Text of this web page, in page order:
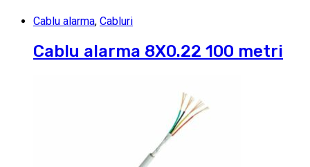
Cablu alarma, Cabluri
Cablu alarma 8X0.22 100 metri